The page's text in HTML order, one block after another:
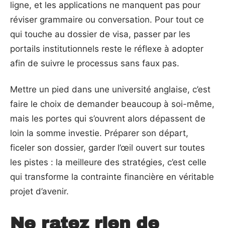
ligne, et les applications ne manquent pas pour
réviser grammaire ou conversation. Pour tout ce
qui touche au dossier de visa, passer par les
portails institutionnels reste le réflexe à adopter
afin de suivre le processus sans faux pas.
Mettre un pied dans une université anglaise, c’est
faire le choix de demander beaucoup à soi-même,
mais les portes qui s’ouvrent alors dépassent de
loin la somme investie. Préparer son départ,
ficeler son dossier, garder l’œil ouvert sur toutes
les pistes : la meilleure des stratégies, c’est celle
qui transforme la contrainte financière en véritable
projet d’avenir.
Ne ratez rien de